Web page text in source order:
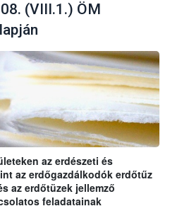
(VIII.1.) ÖM
az erdészeti és
az erdőgazdálkodók erdőtűz
az erdőtüzek jellemző
feladatainak